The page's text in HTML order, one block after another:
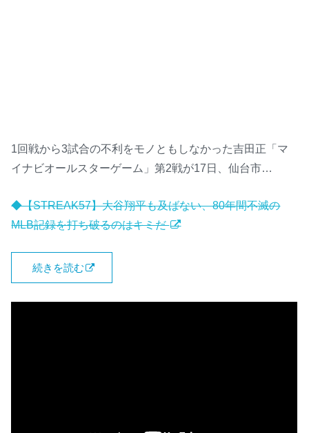
1回戦から3試合の不利をモノともしなかった吉田正「マ
イナビオールスターゲーム」第2戦が17日、仙台市…
◆【STREAK57】大谷翔平も及ばない、80年間不滅の
MLB記録を打ち破るのはキミだ
続きを読む